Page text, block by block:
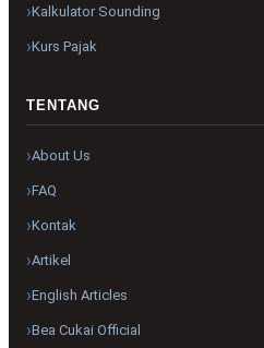
Kalkulator Sounding
Kurs Pajak
TENTANG
About Us
FAQ
Kontak
Artikel
English Articles
Bea Cukai Official